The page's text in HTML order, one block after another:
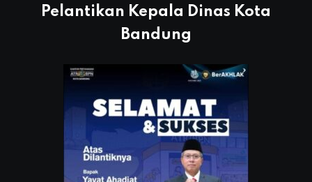
Pelantikan Kepala Dinas Kota
Bandung